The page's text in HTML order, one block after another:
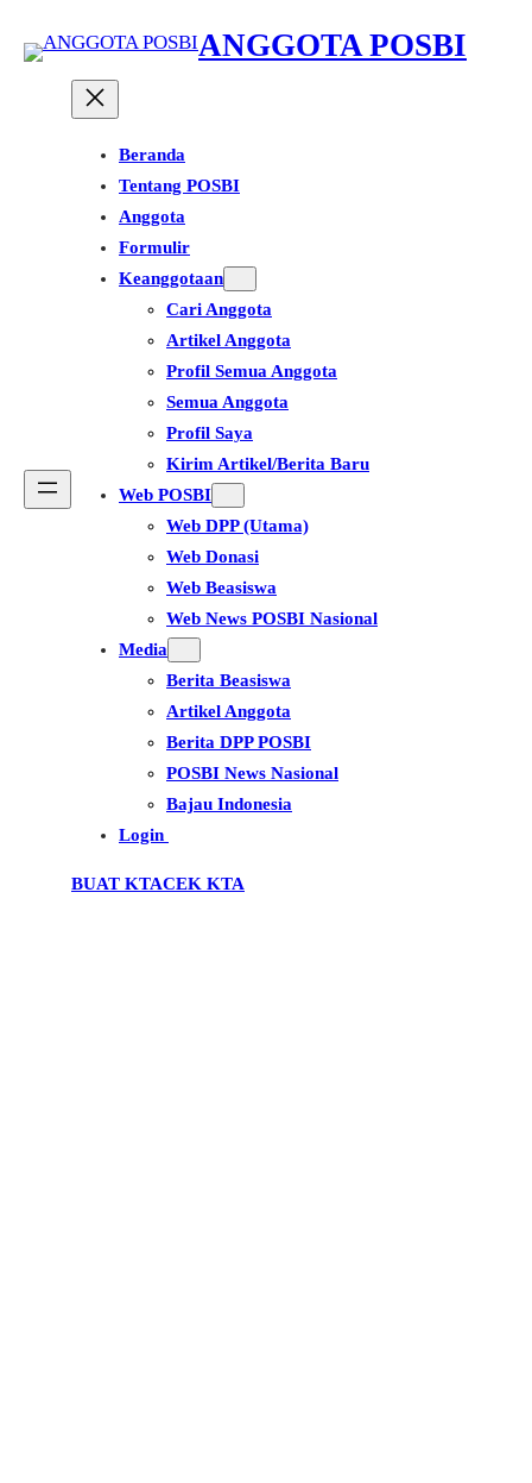
ANGGOTA POSBI
Beranda
Tentang POSBI
Anggota
Formulir
Keanggotaan
Cari Anggota
Artikel Anggota
Profil Semua Anggota
Semua Anggota
Profil Saya
Kirim Artikel/Berita Baru
Web POSBI
Web DPP (Utama)
Web Donasi
Web Beasiswa
Web News POSBI Nasional
Media
Berita Beasiswa
Artikel Anggota
Berita DPP POSBI
POSBI News Nasional
Bajau Indonesia
Login
BUAT KTACEK KTA